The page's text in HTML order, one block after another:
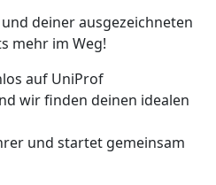
deiner ausgezeichneten
mehr im Weg!
auf UniProf
wir finden deinen idealen
und startet gemeinsam